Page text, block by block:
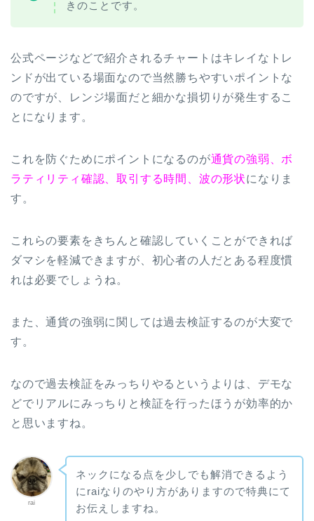
きのことです。
公式ページなどで紹介されるチャートはキレイなトレ
ンドが出ている場面なので当然勝ちやすいポイントな
のですが、レンジ場面だと細かな損切りが発生するこ
とになります。
これを防ぐためにポイントになるのが通貨の強弱、ボ
ラティリティ確認、取引する時間、波の形状になりま
す。
これらの要素をきちんと確認していくことができれば
ダマシを軽減できますが、初心者の人だとある程度慣
れは必要でしょうね。
また、通貨の強弱に関しては過去検証するのが大変で
す。
なので過去検証をみっちりやるというよりは、デモな
どでリアルにみっちりと検証を行ったほうが効率的か
と思いますね。
rai
ネックになる点を少しでも解消できるよう
にraiなりのやり方がありますので特典にて
お伝えしますね。